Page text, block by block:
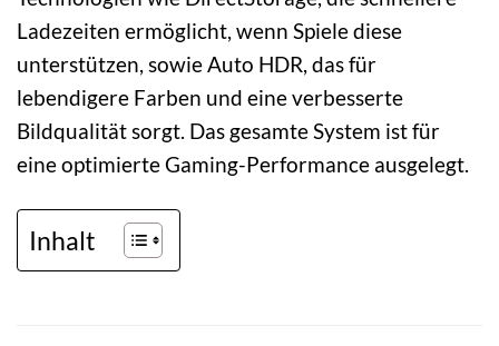
Ladezeiten ermöglicht, wenn Spiele diese
unterstützen, sowie Auto HDR, das für
lebendigere Farben und eine verbesserte
Bildqualität sorgt. Das gesamte System ist für
eine optimierte Gaming-Performance ausgelegt.
Inhalt